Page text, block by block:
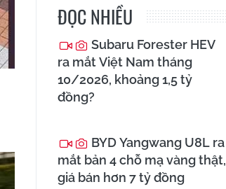
ĐỌC NHIỀU
Subaru Forester HEV
ra mắt Việt Nam tháng
10/2026, khoảng 1,5 tỷ
đồng?
BYD Yangwang U8L ra
mắt bản 4 chỗ mạ vàng thật,
giá bán hơn 7 tỷ đồng